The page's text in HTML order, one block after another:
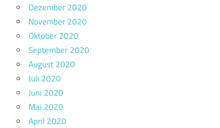
Dezember 2020
November 2020
Oktober 2020
September 2020
August 2020
Juli 2020
Juni 2020
Mai 2020
April 2020